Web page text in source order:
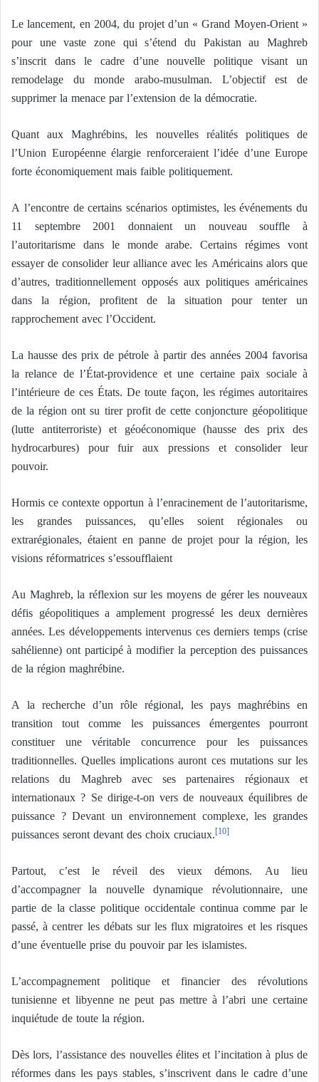
Le lancement, en 2004, du projet d’un « Grand Moyen-Orient »
pour une vaste zone qui s’étend du Pakistan au Maghreb
s’inscrit dans le cadre d’une nouvelle politique visant un
remodelage du monde arabo-musulman. L’objectif est de
supprimer la menace par l’extension de la démocratie.
Quant aux Maghrébins, les nouvelles réalités politiques de
l’Union Européenne élargie renforceraient l’idée d’une Europe
forte économiquement mais faible politiquement.
A l’encontre de certains scénarios optimistes, les événements du
11 septembre 2001 donnaient un nouveau souffle à
l’autoritarisme dans le monde arabe. Certains régimes vont
essayer de consolider leur alliance avec les Américains alors que
d’autres, traditionnellement opposés aux politiques américaines
dans la région, profitent de la situation pour tenter un
rapprochement avec l’Occident.
La hausse des prix de pétrole à partir des années 2004 favorisa
la relance de l’État-providence et une certaine paix sociale à
l’intérieure de ces États. De toute façon, les régimes autoritaires
de la région ont su tirer profit de cette conjoncture géopolitique
(lutte antiterroriste) et géoéconomique (hausse des prix des
hydrocarbures) pour fuir aux pressions et consolider leur
pouvoir.
Hormis ce contexte opportun à l’enracinement de l’autoritarisme,
les grandes puissances, qu’elles soient régionales ou
extrarégionales, étaient en panne de projet pour la région, les
visions réformatrices s’essoufflaient
Au Maghreb, la réflexion sur les moyens de gérer les nouveaux
défis géopolitiques a amplement progressé les deux dernières
années. Les développements intervenus ces derniers temps (crise
sahélienne) ont participé à modifier la perception des puissances
de la région maghrébine.
A la recherche d’un rôle régional, les pays maghrébins en
transition tout comme les puissances émergentes pourront
constituer une véritable concurrence pour les puissances
traditionnelles. Quelles implications auront ces mutations sur les
relations du Maghreb avec ses partenaires régionaux et
internationaux ? Se dirige-t-on vers de nouveaux équilibres de
puissance ? Devant un environnement complexe, les grandes
puissances seront devant des choix cruciaux.[10]
Partout, c’est le réveil des vieux démons. Au lieu
d’accompagner la nouvelle dynamique révolutionnaire, une
partie de la classe politique occidentale continua comme par le
passé, à centrer les débats sur les flux migratoires et les risques
d’une éventuelle prise du pouvoir par les islamistes.
L’accompagnement politique et financier des révolutions
tunisienne et libyenne ne peut pas mettre à l’abri une certaine
inquiétude de toute la région.
Dès lors, l’assistance des nouvelles élites et l’incitation à plus de
réformes dans les pays stables, s’inscrivent dans le cadre d’une